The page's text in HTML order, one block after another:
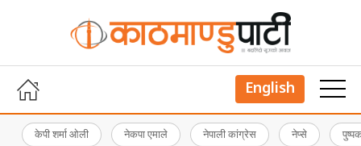
English
केपी शर्मा ओली नेकपा एमाले नेपाली कांग्रेस नेप्से